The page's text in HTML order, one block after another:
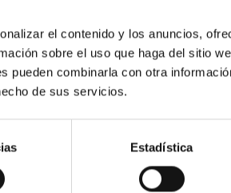
el contenido y los anuncios,
sobre el uso que haga del sitio
pueden combinarla con otra
de sus servicios.
Estadística